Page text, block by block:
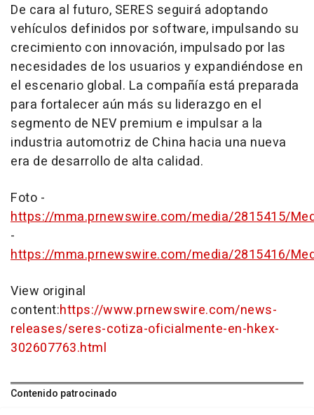
De cara al futuro, SERES seguirá adoptando
vehículos definidos por software, impulsando su
crecimiento con innovación, impulsado por las
necesidades de los usuarios y expandiéndose en
el escenario global. La compañía está preparada
para fortalecer aún más su liderazgo en el
segmento de NEV premium e impulsar a la
industria automotriz de China hacia una nueva
era de desarrollo de alta calidad.
Foto -
https://mma.prnewswire.com/media/2815415/
-
https://mma.prnewswire.com/media/2815416/
View original
content:https://www.prnewswire.com/news-
releases/seres-cotiza-oficialmente-en-hkex-
302607763.html
Contenido patrocinado